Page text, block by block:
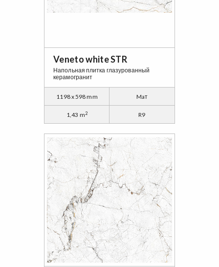
Veneto white STR
Напольная плитка глазурованный
керамогранит
1198 x 598 mm Maт
1,43 m2 R9